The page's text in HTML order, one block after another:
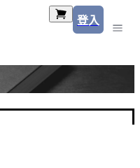
登入